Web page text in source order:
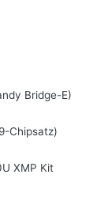
Bridge-E)
Chipsatz)
XMP Kit